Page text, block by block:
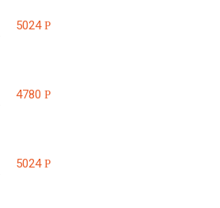
5024Р
4780Р
5024Р